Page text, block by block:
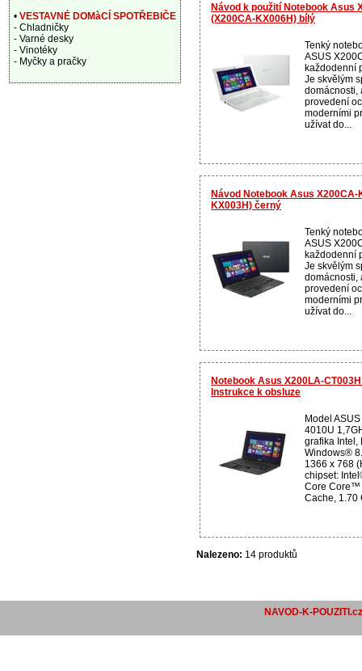
Návod k použití Notebook Asus
(X200CA-KX006H) bílý
Tenký
ASUS
každodenní
Je skvělým
domácnosti,
provedení
moderními
užívat do...
Návod Notebook Asus X200CA-
KX003H) černý
Tenký
ASUS
každodenní
Je skvělým
domácnosti,
provedení
moderními
užívat do...
Notebook Asus X200LA-
Instrukce k obsluze
Model
4010U
grafika Intel,
Windows®
1366 x 768
chipset:
Core Core™
Cache, 1.70
Nalezeno: 14 produktů
• VESTAVNÉ DOMàCÍ SPOTŘEBIČE
- Chladničky
- Varné desky
- Vinotéky
- Myčky a pračky
NAVOD-K-POUZITI.cz